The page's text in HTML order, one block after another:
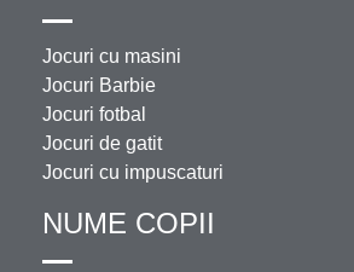
Jocuri cu masini
Jocuri Barbie
Jocuri fotbal
Jocuri de gatit
Jocuri cu impuscaturi
NUME COPII